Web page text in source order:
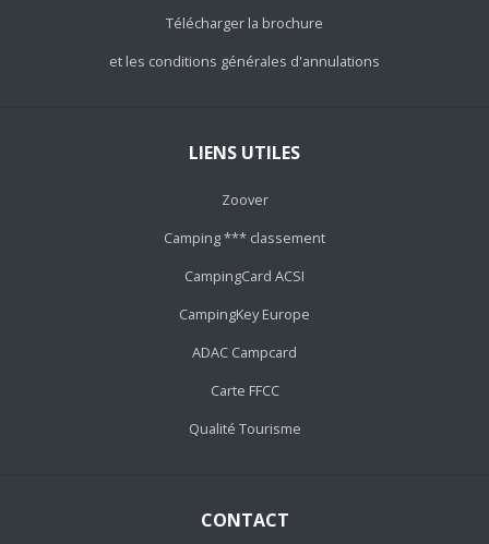
Télécharger la brochure
et les conditions générales d'annulations
LIENS UTILES
Zoover
Camping *** classement
CampingCard ACSI
CampingKey Europe
ADAC Campcard
Carte FFCC
Qualité Tourisme
CONTACT